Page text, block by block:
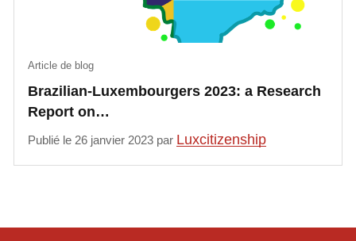
Brazilian-Luxembourgers 2023: a Research
Report on…
Article de blog
Publié le 26 janvier 2023 par Luxcitizenship